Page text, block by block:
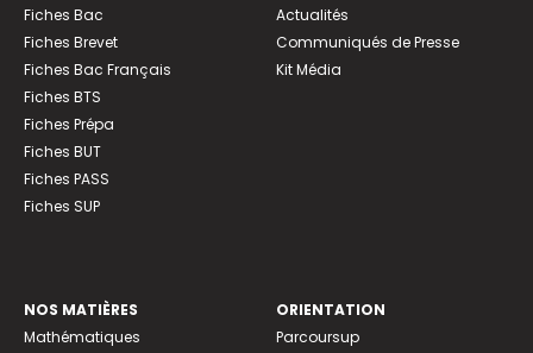
Fiches Bac
Fiches Brevet
Fiches Bac Français
Fiches BTS
Fiches Prépa
Fiches BUT
Fiches PASS
Fiches SUP
Actualités
Communiqués de Presse
Kit Média
NOS MATIÈRES
Mathématiques
ORIENTATION
Parcoursup